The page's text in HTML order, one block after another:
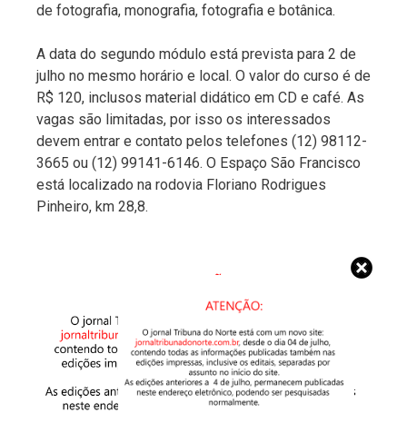
de fotografia, monografia, fotografia e botânica.
A data do segundo módulo está prevista para 2 de
julho no mesmo horário e local. O valor do curso é de
R$ 120, inclusos material didático em CD e café. As
vagas são limitadas, por isso os interessados
devem entrar e contato pelos telefones (12) 98112-
3665 ou (12) 99141-6146. O Espaço São Francisco
está localizado na rodovia Floriano Rodrigues
Pinheiro, km 28,8.